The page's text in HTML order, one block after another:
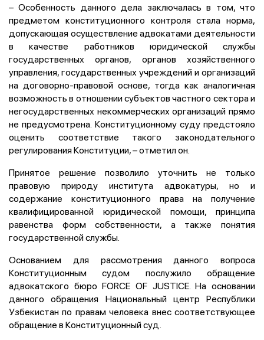
– Особенность данного дела заключалась в том, что
предметом конституционного контроля стала норма,
допускающая осуществление адвокатами деятельности
в качестве работников юридической службы
государственных органов, органов хозяйственного
управления, государственных учреждений и организаций
на договорно-правовой основе, тогда как аналогичная
возможность в отношении субъектов частного сектора и
негосударственных некоммерческих организаций прямо
не предусмотрена. Конституционному суду предстояло
оценить соответствие такого законодательного
регулирования Конституции, – отметил он.
Принятое решение позволило уточнить не только
правовую природу института адвокатуры, но и
содержание конституционного права на получение
квалифицированной юридической помощи, принципа
равенства форм собственности, а также понятия
государственной службы.
Основанием для рассмотрения данного вопроса
Конституционным судом послужило обращение
адвокатского бюро FORCE OF JUSTICE. На основании
данного обращения Национальный центр Республики
Узбекистан по правам человека внес соответствующее
обращение в Конституционный суд.